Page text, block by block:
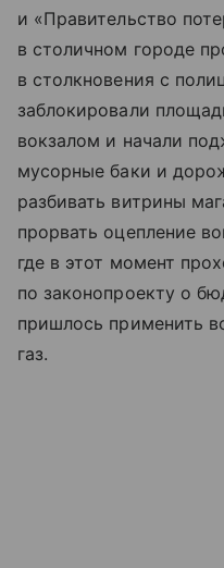
и «Правительство
в столичном городе
в столкновения с
заблокировали
вокзалом и начали
мусорные баки и
разбивать витрины
прорвать оцепление
где в этот момент
по законопроекту о
пришлось применить
газ.